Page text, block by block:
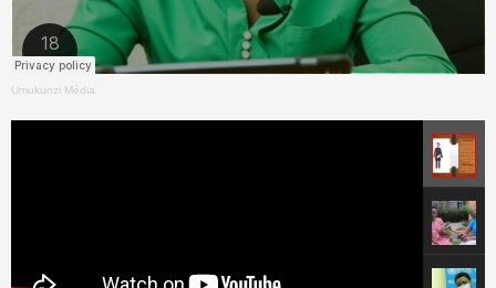
Umukunzi Média